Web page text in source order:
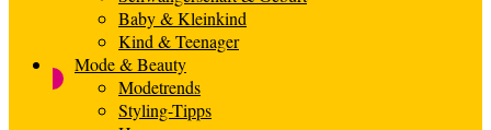
Baby & Kleinkind
Kind & Teenager
Mode & Beauty
Modetrends
Styling-Tipps